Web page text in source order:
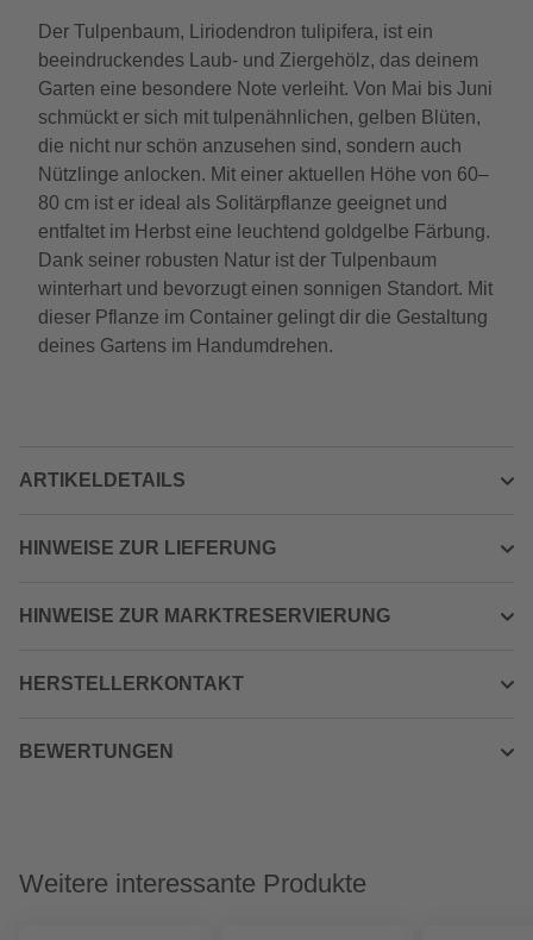
Der Tulpenbaum, Liriodendron tulipifera, ist ein
beeindruckendes Laub- und Ziergehölz, das deinem
Garten eine besondere Note verleiht. Von Mai bis Juni
schmückt er sich mit tulpenähnlichen, gelben Blüten,
die nicht nur schön anzusehen sind, sondern auch
Nützlinge anlocken. Mit einer aktuellen Höhe von 60–
80 cm ist er ideal als Solitärpflanze geeignet und
entfaltet im Herbst eine leuchtend goldgelbe Färbung.
Dank seiner robusten Natur ist der Tulpenbaum
winterhart und bevorzugt einen sonnigen Standort. Mit
dieser Pflanze im Container gelingt dir die Gestaltung
deines Gartens im Handumdrehen.
ARTIKELDETAILS
HINWEISE ZUR LIEFERUNG
HINWEISE ZUR MARKTRESERVIERUNG
HERSTELLERKONTAKT
BEWERTUNGEN
Weitere interessante Produkte